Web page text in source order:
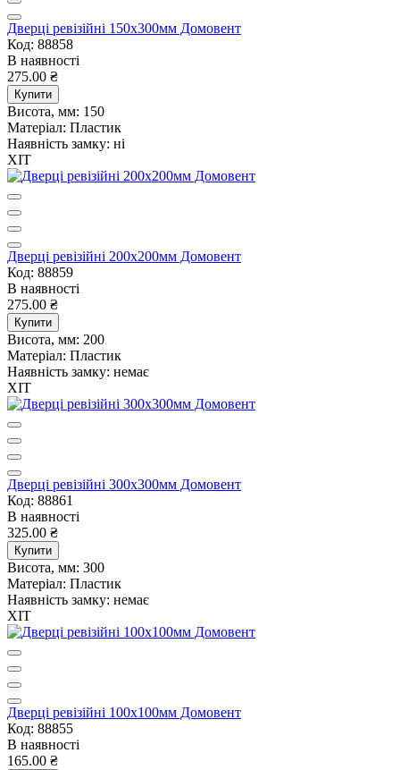
Дверцi ревiзiйнi 150х300мм Домовент
Код: 88858
В наявності
275.00 ₴
Купити
Висота, мм: 150
Матеріал: Пластик
Наявність замку: ні
ХІТ
Дверцi ревiзiйнi 200х200мм Домовент
Код: 88859
В наявності
275.00 ₴
Купити
Висота, мм: 200
Матеріал: Пластик
Наявність замку: немає
ХІТ
Дверцi ревiзiйнi 300х300мм Домовент
Код: 88861
В наявності
325.00 ₴
Купити
Висота, мм: 300
Матеріал: Пластик
Наявність замку: немає
ХІТ
Дверцi ревiзiйнi 100х100мм Домовент
Код: 88855
В наявності
165.00 ₴